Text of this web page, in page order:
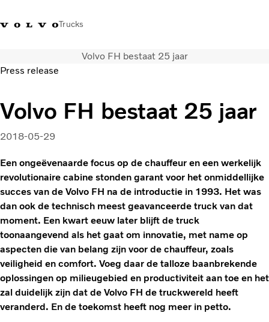
Trucks
MerchandiseInloggen Nederland
Transportoplossingen
CO2-reductie
Trucks
Services
Dealer locator
Nieuws
Over ons
Volvo FH bestaat 25 jaar
Press release
Volvo FH bestaat 25 jaar
2018-05-29
Een ongeëvenaarde focus op de chauffeur en een werkelijk
revolutionaire cabine stonden garant voor het onmiddellijke
succes van de Volvo FH na de introductie in 1993. Het was
dan ook de technisch meest geavanceerde truck van dat
moment. Een kwart eeuw later blijft de truck
toonaangevend als het gaat om innovatie, met name op
aspecten die van belang zijn voor de chauffeur, zoals
veiligheid en comfort. Voeg daar de talloze baanbrekende
oplossingen op milieugebied en productiviteit aan toe en het
zal duidelijk zijn dat de Volvo FH de truckwereld heeft
veranderd. En de toekomst heeft nog meer in petto.